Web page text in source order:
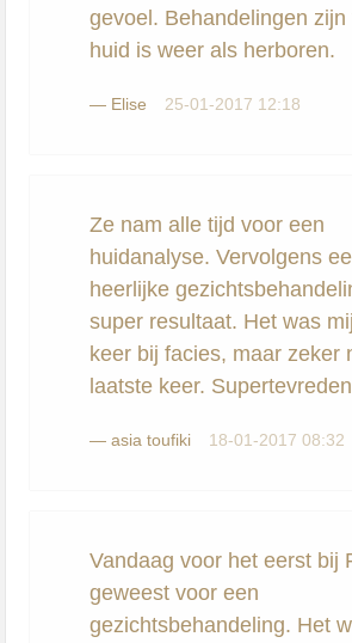
gevoel. Behandelingen zijn
huid is weer als herboren.
— Elise 25-01-2017 12:18
Ze nam alle tijd voor een
huidanalyse. Vervolgens
heerlijke
super resultaat. Het was
keer bij facies, maar zeker
laatste keer.
—asia toufiki 18-01-2017 08:32
Vandaag voor het eerst bij
geweest voor een
gezichtsbehandeling. Het